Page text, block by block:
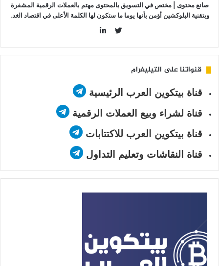
صانع محتوى | مختص في التسويق بالمحتوى مهتم بالعملات الرقمية المشفرة
وبتقنية البلوكشين أؤمن بأنها يوما ما ستكون لها الكلمة الأعلى في اقتصاد الغد.
قنواتنا على التيليغرام
قناة بيتكوين العرب الرئيسية
قناة لشراء وبيع العملات الرقمية
قناة بيتكوين العرب للاكتتابات
قناة النقاشات وتعليم التداول